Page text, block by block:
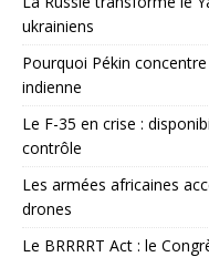
ukrainiens
Pourquoi Pékin
indienne
Le F-35 en crise :
contrôle
Les armées africaines
drones
Le BRRRRT Act : le